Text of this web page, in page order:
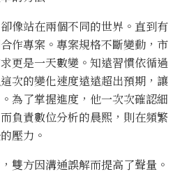
像站在兩個不同的世界。直到有
作專案。專案規格不斷變動，市
更是一天數變。知遠習慣依循過
次的變化速度遠遠超出預期，讓
為了掌握進度，他一次次確認細
負責數位分析的晨熙，則在頻繁
壓力。
雙方因溝通誤解而提高了聲量。